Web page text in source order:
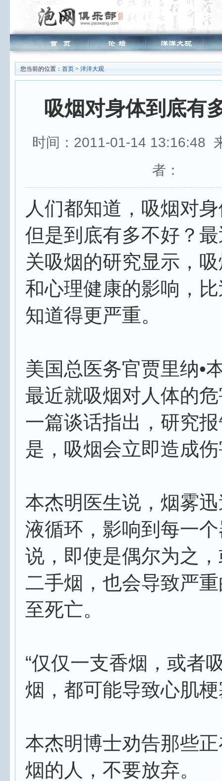
您当前的位置： 首页 > 洋洋大观
吸烟对身体到底有
时间：2011-01-14 13:16:48
者：
人们都知道，吸烟对
但是到底有多不好？
关吸烟的研究显示，
和心理健康的影响，
知道得更严重。
美国总医务官贾里纳•
最近就吸烟对人体的
一篇谈话指出，研究
是，吸烟会立即造成
本杰明医生说，烟雾
液循环，影响到每一
说，即使是偶尔为之
二手烟，也会导致严
至死亡。
“仅仅一支香烟，或者
烟，都可能导致心肌梗
本杰明博士劝告那些
烟的人，不要放弃。